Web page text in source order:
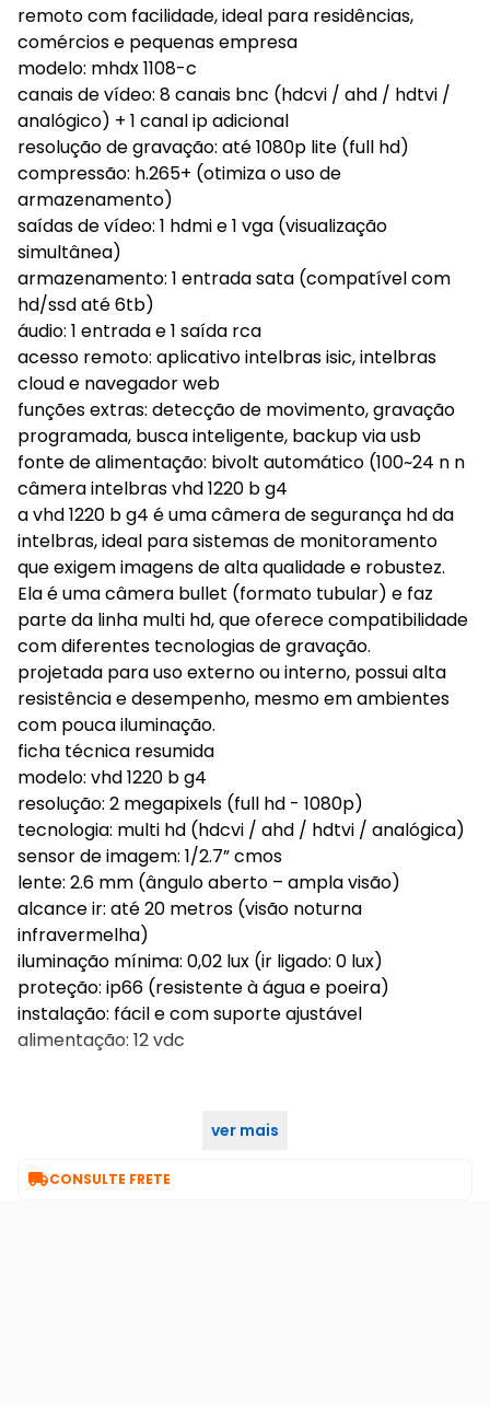
remoto com facilidade, ideal para residências,
comércios e pequenas empresa
modelo: mhdx 1108-c
canais de vídeo: 8 canais bnc (hdcvi / ahd / hdtvi /
analógico) + 1 canal ip adicional
resolução de gravação: até 1080p lite (full hd)
compressão: h.265+ (otimiza o uso de
armazenamento)
saídas de vídeo: 1 hdmi e 1 vga (visualização
simultânea)
armazenamento: 1 entrada sata (compatível com
hd/ssd até 6tb)
áudio: 1 entrada e 1 saída rca
acesso remoto: aplicativo intelbras isic, intelbras
cloud e navegador web
funções extras: detecção de movimento, gravação
programada, busca inteligente, backup via usb
fonte de alimentação: bivolt automático (100~24 n n
câmera intelbras vhd 1220 b g4
a vhd 1220 b g4 é uma câmera de segurança hd da
intelbras, ideal para sistemas de monitoramento
que exigem imagens de alta qualidade e robustez.
Ela é uma câmera bullet (formato tubular) e faz
parte da linha multi hd, que oferece compatibilidade
com diferentes tecnologias de gravação.
projetada para uso externo ou interno, possui alta
resistência e desempenho, mesmo em ambientes
com pouca iluminação.
ficha técnica resumida
modelo: vhd 1220 b g4
resolução: 2 megapixels (full hd - 1080p)
tecnologia: multi hd (hdcvi / ahd / hdtvi / analógica)
sensor de imagem: 1/2.7” cmos
lente: 2.6 mm (ângulo aberto – ampla visão)
alcance ir: até 20 metros (visão noturna
infravermelha)
iluminação mínima: 0,02 lux (ir ligado: 0 lux)
proteção: ip66 (resistente à água e poeira)
instalação: fácil e com suporte ajustável
alimentação: 12 vdc
ver mais
CONSULTE FRETE